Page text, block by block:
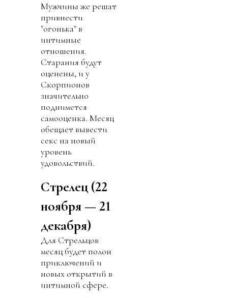
Мужчины же решат
привнести
"огонька" в
интимные
отношения.
Старания будут
оценены, и у
Скорпионов
значительно
поднимется
самооценка. Месяц
обещает вывести
секс на новый
уровень
удовольствий.
Стрелец (22
ноября — 21
декабря)
Для Стрельцов
месяц будет полон
приключений и
новых открытий в
интимной сфере.